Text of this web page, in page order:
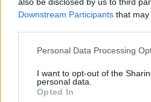
Downstream Participants that
Personal Data Processing
I want to opt-out of the
personal data.
Opted In
Τ. Θεοδωρικάκος: Η ενίσχυση
διασφαλίζει την ανάπτυξη,
καλύτερους μισθούς
09/08/2026 - 11:43 ΠΟΛΙΤΙΚΗ
Υπ. Μεταφορών: Οριστική
πινακίδων κυκλοφορίας -
διαδικασίες